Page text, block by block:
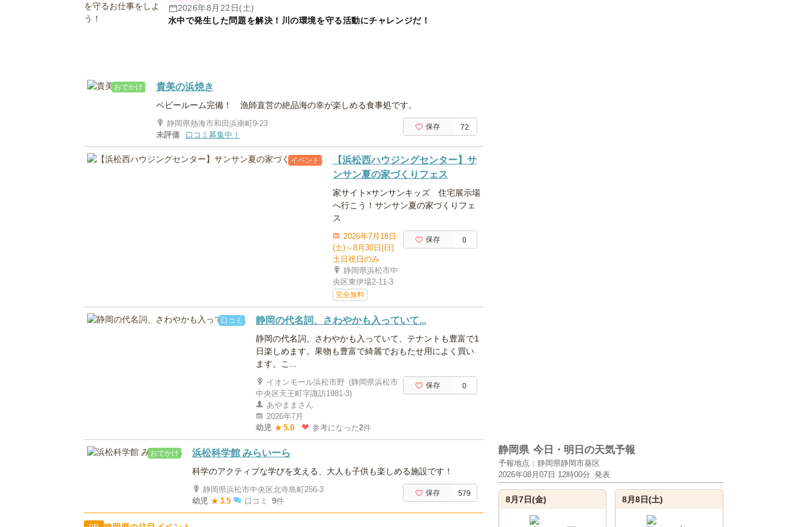
2026年8月22日(土)
水中で発生した問題を解決！川の環境を守る活動にチャレンジだ！
おでかけ 貴美の浜焼き
ベビールーム完備！ 漁師直営の絶品海の幸が楽しめる食事処です。
静岡県熱海市和田浜南町9-23
未評価
口コミ募集中！
保存 72
イベント
【浜松西ハウジングセンター】サ
ンサン夏の家づくりフェス
家サイト×サンサンキッズ 住宅展示場
へ行こう！サンサン夏の家づくりフェ
ス
2026年7月18日
(土)～8月30日(日)
土日祝日のみ
静岡県浜松市中
央区東伊場2-11-3
完全無料
保存 0
口コミ 静岡の代名詞、さわやかも入っていて...
静岡の代名詞、さわやかも入っていて、テナントも豊富で1
日楽しめます。果物も豊富で綺麗でおもたせ用によく買い
ます。こ...
イオンモール浜松市野 (静岡県浜松市
中央区天王町字諏訪1981-3)
あやままさん
2026年7月
幼児 ★ 5.0 参考になった2件
保存 0
おでかけ 浜松科学館 みらいーら
科学のアクティブな学びを支える、大人も子供も楽しめる施設です！
静岡県浜松市中央区北寺島町256-3
幼児 ★ 3.5 口コミ 9件
保存 579
静岡県 今日・明日の天気予報
予報地点：静岡県静岡市葵区
2026年08月07日 12時00分 発表
8月7日(金) 8月8日(土)